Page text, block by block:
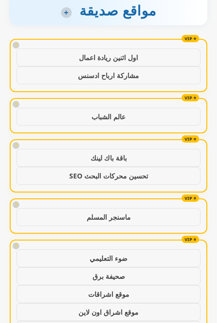
مواقع صديقة +
!
اول اثنين ريادة اعمال
مشاركة ارباح ادسنس
!
عالم الشباب
!
باقة باك لينك
تحسين محركات البحث SEO
!
ماسنجر المسلم
!
ضوء التعليمي
صحيفة برق
موقع اشراقات
موقع اشراق اون لاين